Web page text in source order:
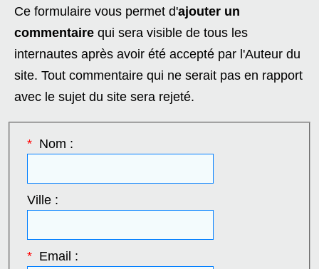
Ce formulaire vous permet d'ajouter un
commentaire qui sera visible de tous les
internautes après avoir été accepté par l'Auteur du
site. Tout commentaire qui ne serait pas en rapport
avec le sujet du site sera rejeté.
*Nom :
Ville :
*Email :